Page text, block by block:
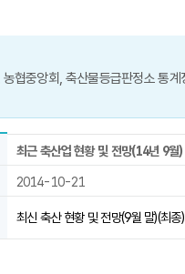
협중앙회, 축산물등급판정소 통
최근 축산업 현황 및 전망(14년 9월)
2014-10-21
최신 축산 현황 및 전망(9월 말)(최